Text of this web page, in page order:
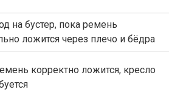
на бустер, пока ремень
ложится через плечо и бёдра
корректно ложится, кресло